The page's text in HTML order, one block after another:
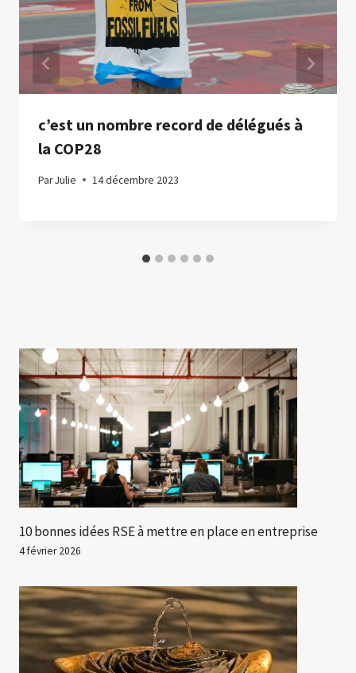
c’est un nombre record de délégués à
la COP28
ParJulie 14 décembre 2023
10 bonnes idées RSE à mettre en place en entreprise
4 février 2026